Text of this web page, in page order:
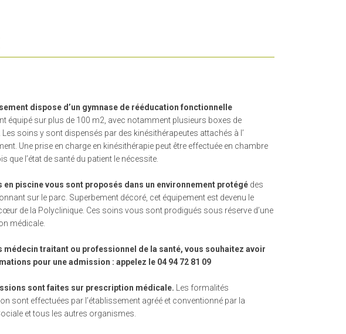
dispose d’un gymnase de rééducation fonctionnelle
équipé sur plus de 100 m2, avec notamment plusieurs boxes de
soins y sont dispensés par des kinésithérapeutes attachés à l’
Une prise en charge en kinésithérapie peut être effectuée en chambre
que l’état de santé du patient le nécessite.
en piscine vous sont proposés dans un environnement protégé des
sur le parc. Superbement décoré, cet équipement est devenu le
de la Polyclinique. Ces soins vous sont prodigués sous réserve d’une
médicale.
médecin traitant ou professionnel de la santé, vous souhaitez avoir
pour une admission : appelez le 04 94 72 81 09
sont faites sur prescription médicale. Les formalités
sont effectuées par l’établissement agréé et conventionné par la
et tous les autres organismes.